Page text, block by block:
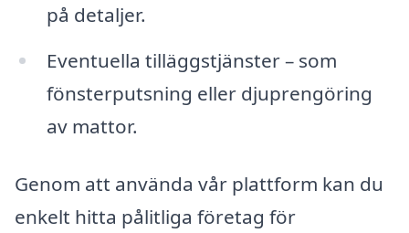
på detaljer.
Eventuella tilläggstjänster – som
fönsterputsning eller djuprengöring
av mattor.
Genom att använda vår plattform kan du
enkelt hitta pålitliga företag för